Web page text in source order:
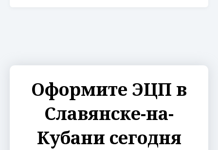
Оформите ЭЦП в
Славянске-на-
Кубани сегодня